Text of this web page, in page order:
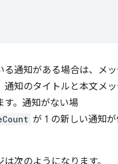
る通知がある場合は、メ
通知のタイトルと本文メ
す。通知がない場
が 1 の新しい通知
次のようになります。